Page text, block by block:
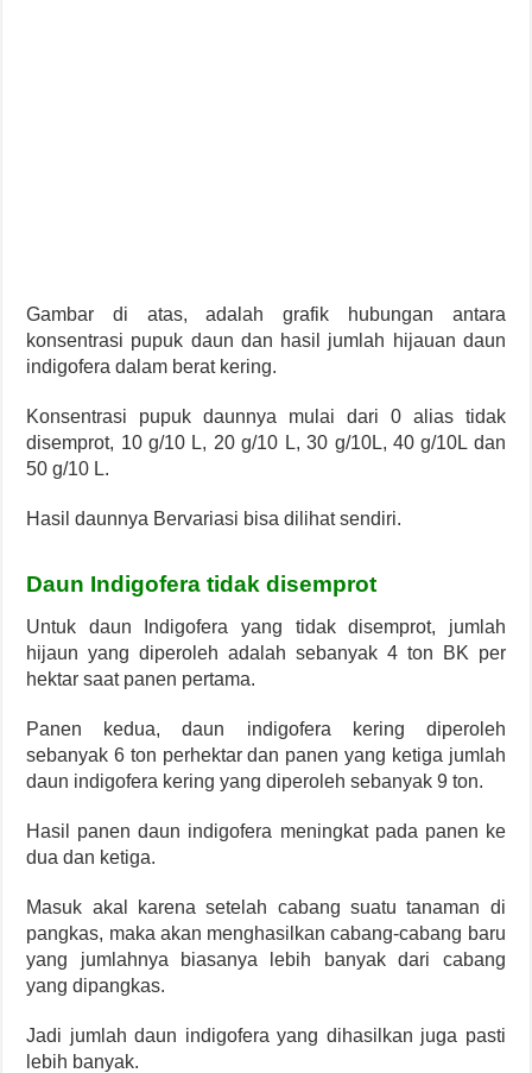
Gambar di atas, adalah grafik hubungan antara
konsentrasi pupuk daun dan hasil jumlah hijauan daun
indigofera dalam berat kering.
Konsentrasi pupuk daunnya mulai dari 0 alias tidak
disemprot, 10 g/10 L, 20 g/10 L, 30 g/10L, 40 g/10L dan
50 g/10 L.
Hasil daunnya Bervariasi bisa dilihat sendiri.
Daun Indigofera tidak disemprot
Untuk daun Indigofera yang tidak disemprot, jumlah
hijaun yang diperoleh adalah sebanyak 4 ton BK per
hektar saat panen pertama.
Panen kedua, daun indigofera kering diperoleh
sebanyak 6 ton perhektar dan panen yang ketiga jumlah
daun indigofera kering yang diperoleh sebanyak 9 ton.
Hasil panen daun indigofera meningkat pada panen ke
dua dan ketiga.
Masuk akal karena setelah cabang suatu tanaman di
pangkas, maka akan menghasilkan cabang-cabang baru
yang jumlahnya biasanya lebih banyak dari cabang
yang dipangkas.
Jadi jumlah daun indigofera yang dihasilkan juga pasti
lebih banyak.